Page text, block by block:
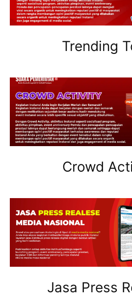
Trending
Crowd
Jasa Press